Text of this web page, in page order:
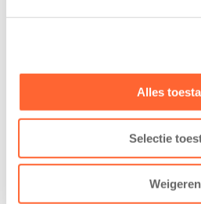
Alles
Selectie
Weigeren
tegemoetkoming van de eigen
betekent dit dat je, als je de
gedurende de sluiting, een
voor de periode vanaf 21
aanleiding van de eerdere